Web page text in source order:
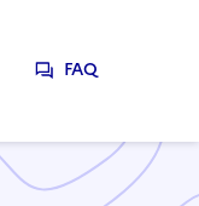
FAQ